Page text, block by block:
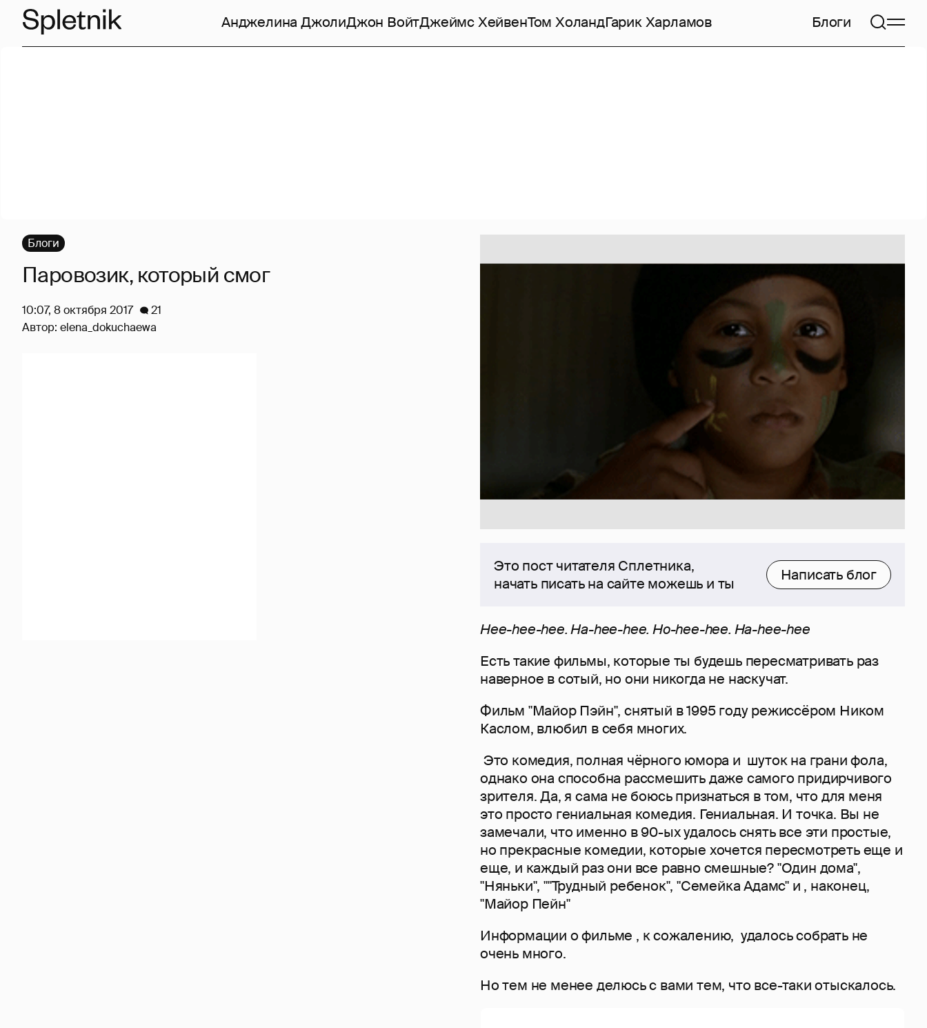
Анджелина ДжолиДжон ВойтДжеймс ХейвенТом ХоландГарик Харламов Блоги
Это пост читателя Сплетника,
начать писать на сайте можешь и ты
Написать блог
Hee-hee-hee. Ha-hee-hee. Ho-hee-hee. Ha-hee-hee
Есть такие фильмы, которые ты будешь пересматривать раз
наверное в сотый, но они никогда не наскучат.
Фильм "Майор Пэйн", снятый в 1995 году режиссёром Ником
Каслом, влюбил в себя многих.
Это комедия, полная чёрного юмора и шуток на грани фола,
однако она способна рассмешить даже самого придирчивого
зрителя. Да, я сама не боюсь признаться в том, что для меня
это просто гениальная комедия. Гениальная. И точка. Вы не
замечали, что именно в 90-ых удалось снять все эти простые,
но прекрасные комедии, которые хочется пересмотреть еще и
еще, и каждый раз они все равно смешные? "Один дома",
"Няньки", ""Трудный ребенок", "Семейка Адамс" и , наконец,
"Майор Пейн"
Информации о фильме , к сожалению, удалось собрать не
очень много.
Но тем не менее делюсь с вами тем, что все-таки отыскалось.
Блоги
Паровозик, который смог
10:07, 8 октября 2017
21
Автор: elena_dokuchaewa